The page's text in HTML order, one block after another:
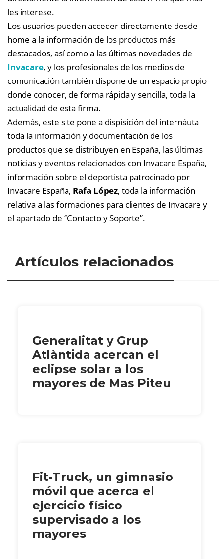
les interese.
Los usuarios pueden acceder directamente desde
home a la información de los productos más
destacados, así como a las últimas novedades de
Invacare, y los profesionales de los medios de
comunicación también dispone de un espacio propio
donde conocer, de forma rápida y sencilla, toda la
actualidad de esta firma.
Además, este site pone a dispisición del internáuta
toda la información y documentación de los
productos que se distribuyen en España, las últimas
noticias y eventos relacionados con Invacare España,
información sobre el deportista patrocinado por
Invacare España, Rafa López, toda la información
relativa a las formaciones para clientes de Invacare y
el apartado de “Contacto y Soporte”.
Artículos relacionados
Generalitat y Grup
Atlàntida acercan el
eclipse solar a los
mayores de Mas Piteu
Fit-Truck, un gimnasio
móvil que acerca el
ejercicio físico
supervisado a los
mayores